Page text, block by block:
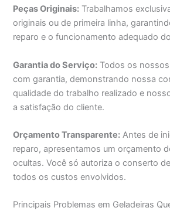
Peças Originais: Trabalhamos
originais ou de primeira linha,
reparo e o funcionamento adequado
Garantia do Serviço: Todos os
com garantia, demonstrando nossa
qualidade do trabalho realizado e
a satisfação do cliente.
Orçamento Transparente: Antes de
reparo, apresentamos um orçamento
ocultas. Você só autoriza o conserto
todos os custos envolvidos.
Principais Problemas em Geladeiras